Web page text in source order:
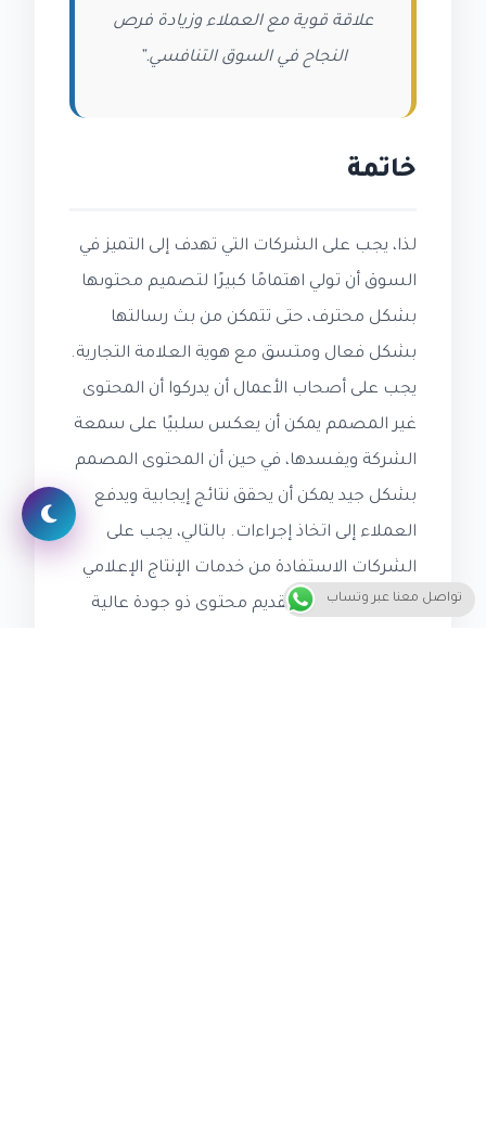
علاقة قوية مع العملاء وزيادة فرص
النجاح في السوق التنافسي.”
خاتمة
لذا، يجب على الشركات التي تهدف إلى التميز في
السوق أن تولي اهتمامًا كبيرًا لتصميم محتوىها
بشكل محترف، حتى تتمكن من بث رسالتها
بشكل فعال ومتسق مع هوية العلامة التجارية.
يجب على أصحاب الأعمال أن يدركوا أن المحتوى
غير المصمم يمكن أن يعكس سلبيًا على سمعة
الشركة ويفسدها، في حين أن المحتوى المصمم
بشكل جيد يمكن أن يحقق نتائج إيجابية ويدفع
العملاء إلى اتخاذ إجراءات. بالتالي، يجب على
الشركات الاستفادة من خدمات الإنتاج الإعلامي
المحترف لضمان تقديم محتوى ذو جودة عالية
تواصل معنا عبر وتساب